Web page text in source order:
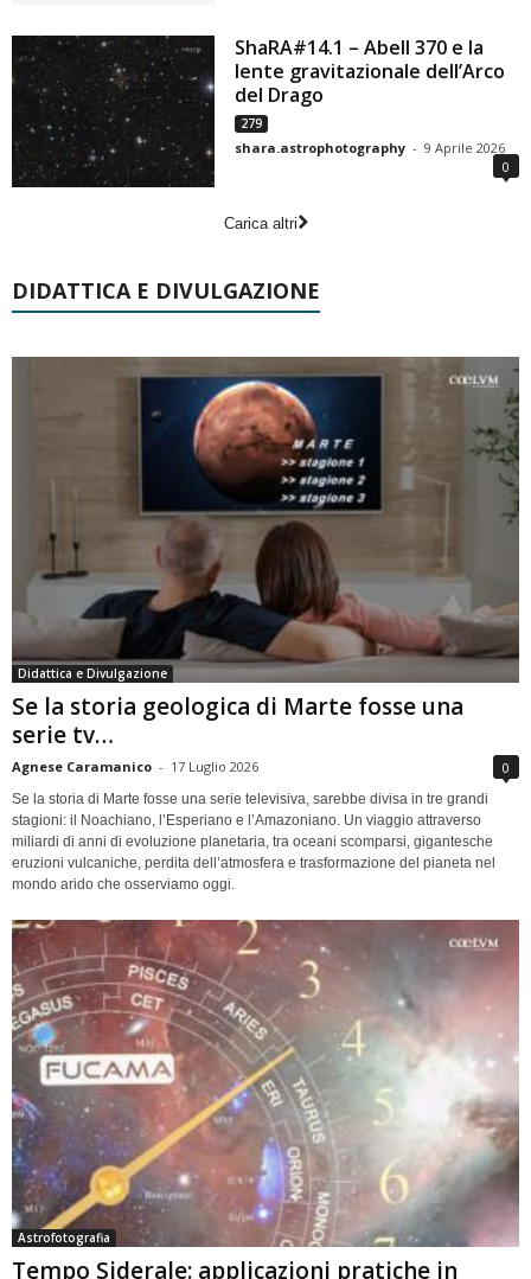
ShaRA#14.1 – Abell 370 e la
lente gravitazionale dell’Arco
del Drago
279
shara.astrophotography - 9 Aprile 2026
0
Carica altri
DIDATTICA E DIVULGAZIONE
Didattica e Divulgazione
Se la storia geologica di Marte fosse una
serie tv…
Agnese Caramanico - 17 Luglio 2026 0
Se la storia di Marte fosse una serie televisiva, sarebbe divisa in tre grandi
stagioni: il Noachiano, l’Esperiano e l’Amazoniano. Un viaggio attraverso
miliardi di anni di evoluzione planetaria, tra oceani scomparsi, gigantesche
eruzioni vulcaniche, perdita dell’atmosfera e trasformazione del pianeta nel
mondo arido che osserviamo oggi.
Astrofotografia
Tempo Siderale: applicazioni pratiche in